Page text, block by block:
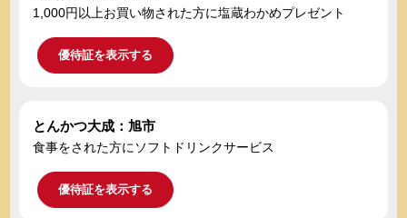
1,000円以上お買い物された方に塩蔵わかめプレゼント
優待証を表示する
とんかつ大成：旭市
食事をされた方にソフトドリンクサービス
優待証を表示する